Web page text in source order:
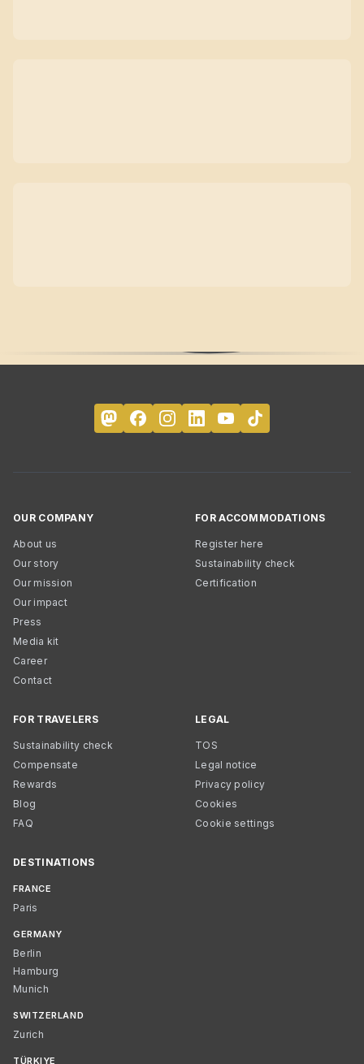
OUR COMPANY
About us
Our story
Our mission
Our impact
Press
Media kit
Career
Contact
FOR ACCOMMODATIONS
Register here
Sustainability check
Certification
FOR TRAVELERS
Sustainability check
Compensate
Rewards
Blog
FAQ
LEGAL
TOS
Legal notice
Privacy policy
Cookies
Cookie settings
DESTINATIONS
FRANCE
Paris
GERMANY
Berlin
Hamburg
Munich
SWITZERLAND
Zurich
TÜRKIYE